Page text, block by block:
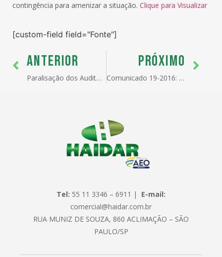
contingência para amenizar a situação. Clique para Visualizar
[custom-field field="Fonte"]
ANTERIOR
Paralisação dos Auditores Fiscais
PRÓXIMO
Comunicado 19-2016: Gru Airport Cargo – Recebimento de cargas nas docas
Tel: 55 11 3346 – 6911 | E-mail:
comercial@haidar.com.br
RUA MUNIZ DE SOUZA, 860 ACLIMAÇÃO – SÃO
PAULO/SP